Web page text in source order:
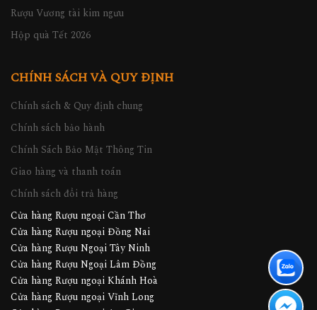
Rượu Vương tài kim ngưu
Hộp quà Tết 2026
CHÍNH SÁCH VÀ QUY ĐỊNH
Chính sách & Quy định chung
Chính sách bảo hành
Chính Sách Bảo Mật Thông Tin
Giao hàng và thanh toán
Chính sách đổi trả hàng
Cửa hàng Rượu ngoại Cần Thơ
Cửa hàng Rượu ngoại Đồng Nai
Cửa hàng Rượu Ngoại Tây Ninh
Cửa hàng Rượu Ngoại Lâm Đồng
Cửa hàng Rượu ngoại Khánh Hoà
Cửa hàng Rượu ngoại Vĩnh Long